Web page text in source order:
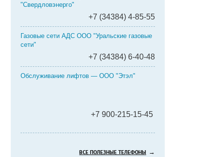
"Свердловэнерго"
+7 (34384) 4-85-55
Газовые сети АДС ООО "Уральские газовые
сети"
+7 (34384) 6-40-48
Обслуживание лифтов — ООО "Этэл"
+7 900-215-15-45
ВСЕ ПОЛЕЗНЫЕ ТЕЛЕФОНЫ →